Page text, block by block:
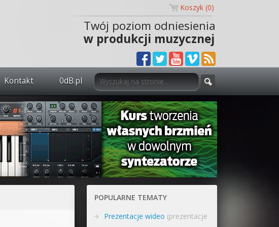
Koszyk (0)
Twój poziom odniesienia
w produkcji muzycznej
Kontakt 0dB.pl
0dB.pl - informacje
Newsletter
Materiały dla mediów
Archiwum aktualności
POPULARNE TEMATY
Prezentacje wideo (prezentacje